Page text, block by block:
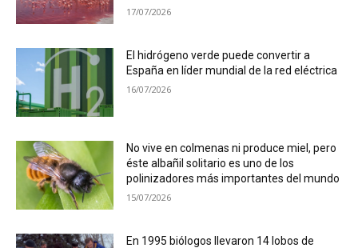
17/07/2026
El hidrógeno verde puede convertir a
España en líder mundial de la red eléctrica
16/07/2026
No vive en colmenas ni produce miel, pero
éste albañil solitario es uno de los
polinizadores más importantes del mundo
15/07/2026
En 1995 biólogos llevaron 14 lobos de